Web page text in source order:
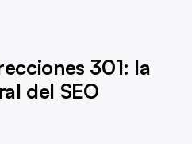
301: la
del SEO